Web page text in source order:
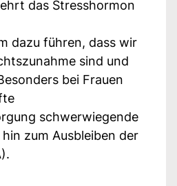
das Stresshormon
dazu führen, dass wir
sind und
bei Frauen
schwerwiegende
zum Ausbleiben der